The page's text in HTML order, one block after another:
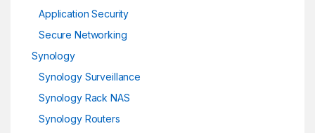
Application Security
Secure Networking
Synology
Synology Surveillance
Synology Rack NAS
Synology Routers